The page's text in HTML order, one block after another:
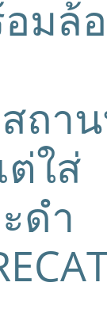
มล้อ
ถา
ใส่
ดำ